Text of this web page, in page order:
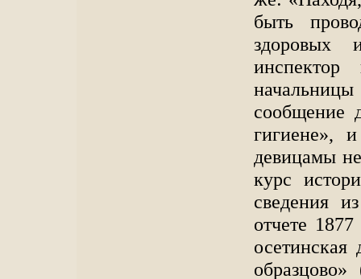
быть
здоровых
начальницы
сообщение
гигиене»,
девицамы
курс
сведения
отчете
осетинская